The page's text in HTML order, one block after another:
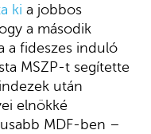
ki a jobbos
a második
a fideszes induló
MSZP-t segítette
után
elnökké
MDF-ben –